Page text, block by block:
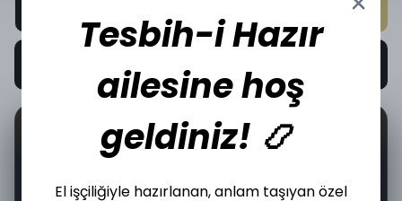
İncelediğiniz üründen bugün0adet satıldı.
Tesbih-i Hazır
ailesine hoş
geldiniz! 📿
El işçiliğiyle hazırlanan, anlam taşıyan özel